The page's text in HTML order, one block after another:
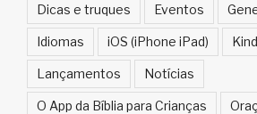
Dicas e truques Eventos
Idiomas iOS (iPhone iPad)
Lançamentos Notícias
O App da Bíblia para Crianças